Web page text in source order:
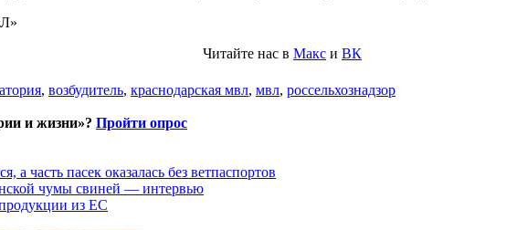
Читайте нас в Макс и ВК
, возбудитель, краснодарская мвл, мвл, россельхознадзор
и жизни»? Пройти опрос
а часть пасек оказалась без ветпаспортов
чумы свиней — интервью
из ЕС